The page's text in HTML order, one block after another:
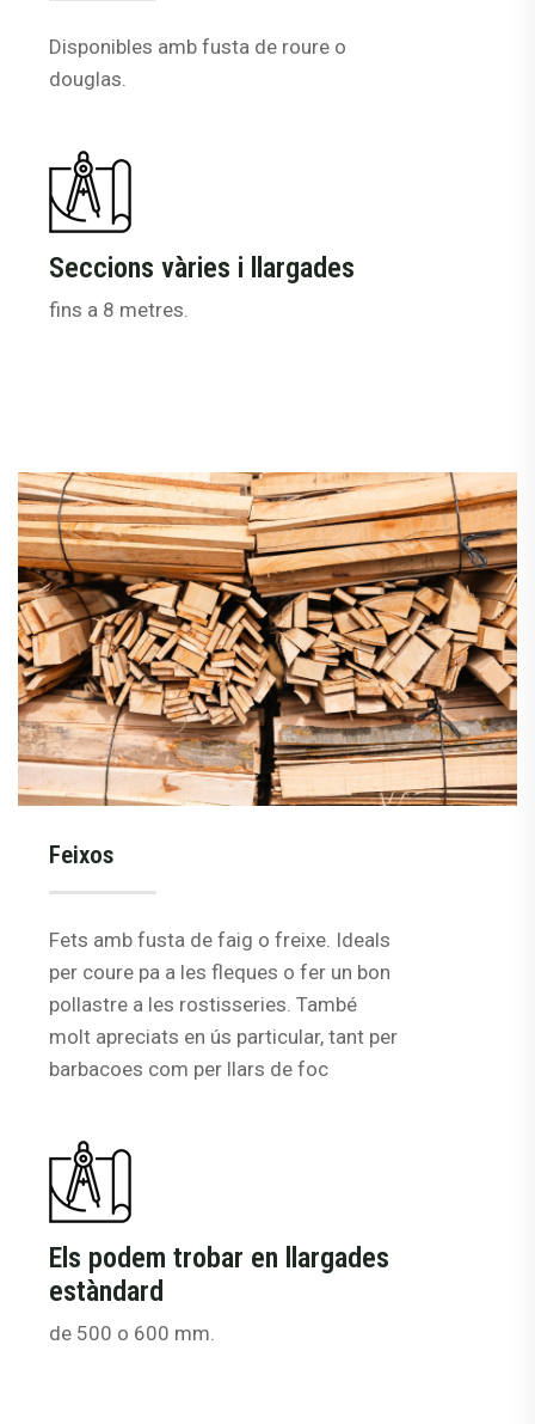
Disponibles amb fusta de roure o
douglas.
Seccions vàries i llargades
fins a 8 metres.
Feixos
Fets amb fusta de faig o freixe. Ideals
per coure pa a les fleques o fer un bon
pollastre a les rostisseries. També
molt apreciats en ús particular, tant per
barbacoes com per llars de foc
Els podem trobar en llargades
estàndard
de 500 o 600 mm.